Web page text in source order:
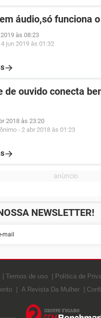
áudio,só funciona
às 08:23
jun 2019 às 01:32
de ouvido conecta
2018 às 23:20
- 2 abr 2018 às 01:23
NEWSLETTER!
Termos de uso Política de
A Revista Da Mulher